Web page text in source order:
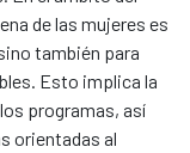
de las mujeres es
también para
Esto implica la
programas, así
orientadas al